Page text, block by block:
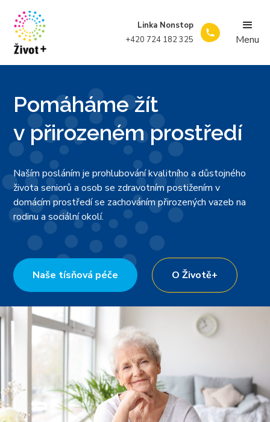
Linka Nonstop
+420 724 182 325
Menu
Pomáháme žít
v přirozeném prostředí
Naším posláním je prohlubování kvalitního a důstojného
života seniorů a osob se zdravotním postižením v
domácím prostředí se zachováním přirozených vazeb na
rodinu a sociální okolí.
Naše tísňová péče O Životě+